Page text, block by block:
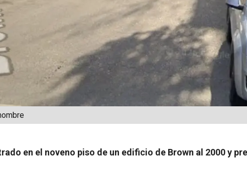
en el noveno piso de un edificio de Brown al 2000 y